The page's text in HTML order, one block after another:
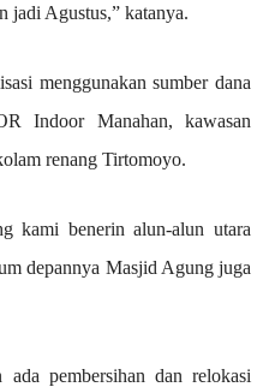
jadi Agustus,” katanya.
menggunakan sumber dana
Indoor Manahan, kawasan
renang Tirtomoyo.
kami benerin alun-alun utara
depannya Masjid Agung juga
pembersihan dan relokasi